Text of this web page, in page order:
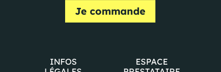
INFOS
ESPACE
Je commande